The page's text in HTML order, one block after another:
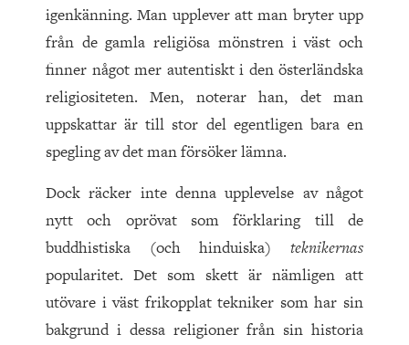
igenkänning. Man upplever att man bryter upp
från de gamla religiösa mönstren i väst och
finner något mer autentiskt i den österländska
religiositeten. Men, noterar han, det man
uppskattar är till stor del egentligen bara en
spegling av det man försöker lämna.
Dock räcker inte denna upplevelse av något
nytt och oprövat som förklaring till de
buddhistiska (och hinduiska) teknikernas
popularitet. Det som skett är nämligen att
utövare i väst frikopplat tekniker som har sin
bakgrund i dessa religioner från sin historia